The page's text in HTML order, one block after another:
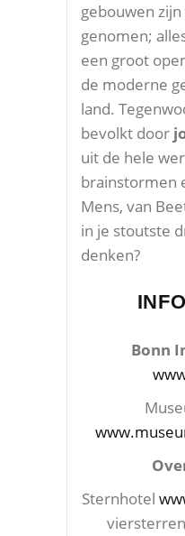
gebouwen
genomen;
een groot
de moderne
land.
bevolkt door
uit de hele
brainstormen
Mens, van
in je stoutste
denken?
Bonn
Sternhotel